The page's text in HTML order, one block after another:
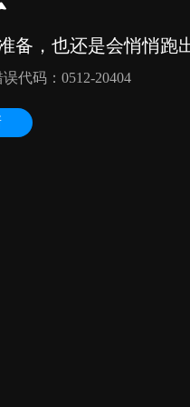
备，也还是会悄悄跑
代码：0512-20404